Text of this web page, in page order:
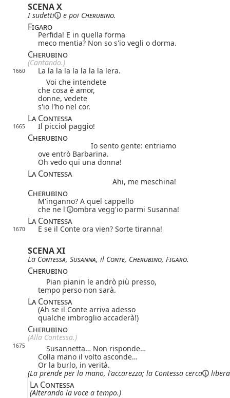
SCENA X
Isudetti e poi Cherubino.
Figaro
Perfida! E in quella forma
meco mentia? Non so s'io vegli o dorma.
Cherubino
(Cantando.)
1660
La la la la la la la la lera.
Voi che intendete
che cosa è amor,
donne, vedete
s'io l'ho nel cor.
La Contessa
1665 Il picciol paggio!
Cherubino
Io sento gente: entriamo
ove entrò Barbarina.
Oh vedo qui una donna!
La Contessa
Ahi, me meschina!
Cherubino
M'inganno? A quel cappello
che ne l' ombra vegg'io parmi Susanna!
La Contessa
1670 E se il Conte ora vien? Sorte tiranna!
SCENA XI
La Contessa, Susanna, il Conte, Cherubino, Figaro.
Cherubino
Pian pianin le andrò più presso,
tempo perso non sarà.
La Contessa
(Ah se il Conte arriva adesso
qualche imbroglio accaderà!)
Cherubino
(Alla Contessa.)
1675
Susannetta… Non risponde…
Colla mano il volto asconde…
Or la burlo, in verità.
(La prende per la mano, l'accarezza; la Contessa cerca
La Contessa
(Alterando la voce a tempo.)